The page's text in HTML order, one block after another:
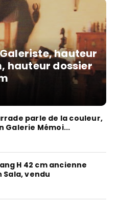
hauteur
hauteur dossier
parle de la couleur,
Galerie Mémoi...
H 42 cm ancienne
vendu